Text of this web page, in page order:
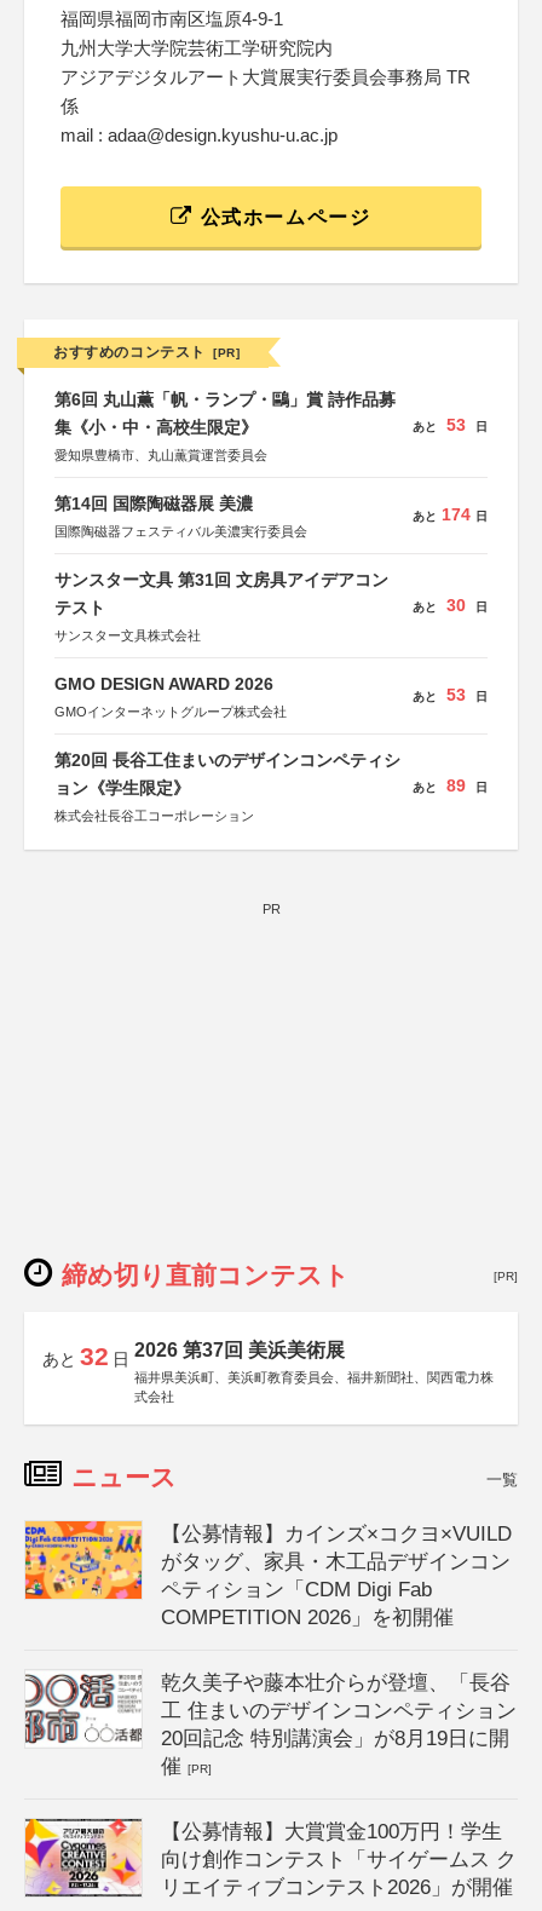
福岡県福岡市南区塩原4-9-1
九州大学大学院芸術工学研究院内
アジアデジタルアート大賞展実行委員会事務局 TR
係
mail : adaa@design.kyushu-u.ac.jp
公式ホームページ
おすすめのコンテスト [PR]
第6回 丸山薫「帆・ランプ・鷗」賞 詩作品募
集《小・中・高校生限定》
愛知県豊橋市、丸山薫賞運営委員会
あと 53 日
第14回 国際陶磁器展 美濃
国際陶磁器フェスティバル美濃実行委員会
あと 174 日
サンスター文具 第31回 文房具アイデアコン
テスト
サンスター文具株式会社
あと 30 日
GMO DESIGN AWARD 2026
GMOインターネットグループ株式会社
あと 53 日
第20回 長谷工住まいのデザインコンペティシ
ョン《学生限定》
株式会社長谷工コーポレーション
あと 89 日
PR
締め切り直前コンテスト [PR]
あと 32 日 2026 第37回 美浜美術展
福井県美浜町、美浜町教育委員会、福井新聞社、関西電力株
式会社
ニュース 一覧
【公募情報】カインズ×コクヨ×VUILD
がタッグ、家具・木工品デザインコン
ペティション「CDM Digi Fab
COMPETITION 2026」を初開催
乾久美子や藤本壮介らが登壇、「長谷
工 住まいのデザインコンペティション
20回記念 特別講演会」が8月19日に開
催[PR]
【公募情報】大賞賞金100万円！学生
向け創作コンテスト「サイゲームス ク
リエイティブコンテスト2026」が開催